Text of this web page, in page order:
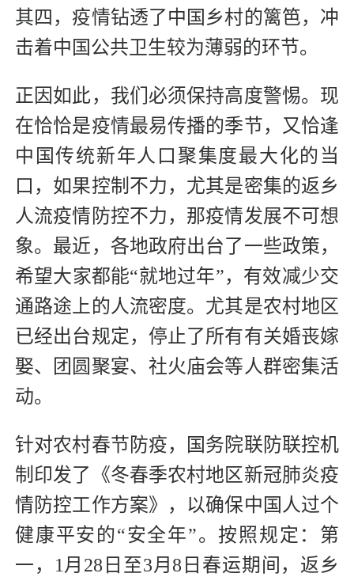
其四，疫情钻透了中国乡村的篱笆，冲
击着中国公共卫生较为薄弱的环节。
正因如此，我们必须保持高度警惕。现
在恰恰是疫情最易传播的季节，又恰逢
中国传统新年人口聚集度最大化的当
口，如果控制不力，尤其是密集的返乡
人流疫情防控不力，那疫情发展不可想
象。最近，各地政府出台了一些政策，
希望大家都能“就地过年”，有效减少交
通路途上的人流密度。尤其是农村地区
已经出台规定，停止了所有有关婚丧嫁
娶、团圆聚宴、社火庙会等人群密集活
动。
针对农村春节防疫，国务院联防联控机
制印发了《冬春季农村地区新冠肺炎疫
情防控工作方案》，以确保中国人过个
健康平安的“安全年”。按照规定：第
一，1月28日至3月8日春运期间，返乡